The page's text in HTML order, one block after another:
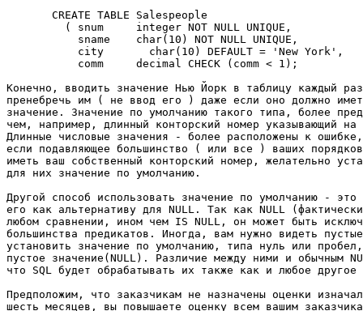
       CREATE TABLE Salespeople
         ( snum     integer NOT NULL UNIQUE,
           sname    char(10) NOT NULL UNIQUE,
           city       char(10) DEFAULT = 'New York',
           comm     decimal CHECK (comm < 1);
Конечно, вводить значение Нью Йорк в таблицу каждый
пренебречь им ( не ввод его ) даже если оно должно
значение. Значение по умолчанию такого типа, более
чем, например, длинный конторский номер указывающий
Длинные числовые значения - более расположены к
если подавляющее большинство ( или все ) ваших
иметь ваш собственный конторский номер, желательно
для них значение по умолчанию.
Другой способ использовать значение по умолчанию -
его как альтернативу для NULL. Так как NULL
любом сравнении, ином чем IS NULL, он может быть
большинства предикатов. Иногда, вам нужно видеть
установить значение по умолчанию, типа нуль или
пустое значение(NULL). Различие между ними и обычным
что SQL будет обрабатывать их также как и любое
Предположим, что заказчикам не назначены оценки
шесть месяцев, вы повышаете оценку всем вашим